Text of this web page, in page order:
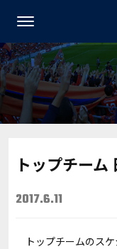
トップチー
2017.6.11
トップチームのスケ